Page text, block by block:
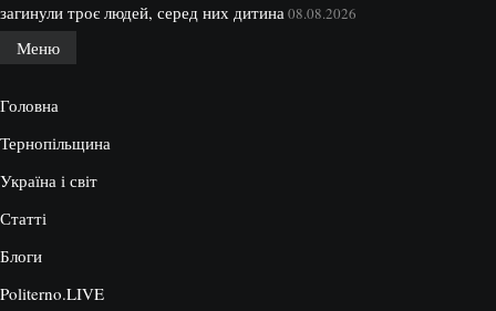
загинули троє людей, серед них дитина08.08.2026
Меню
Головна
Тернопільщина
Україна і світ
Статті
Блоги
Politerno.LIVE